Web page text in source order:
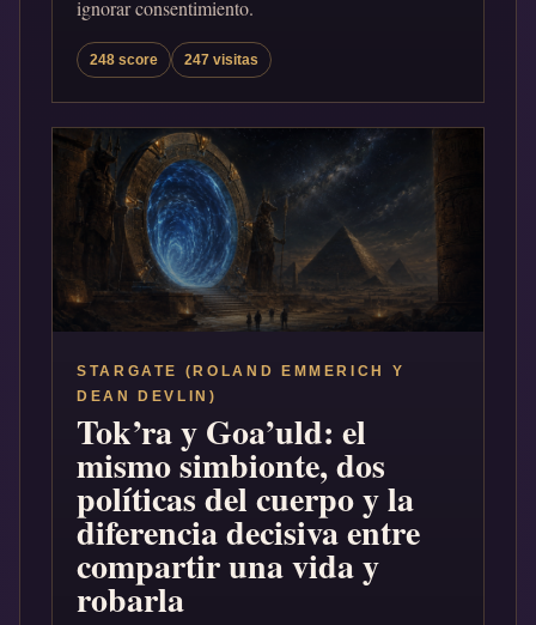
ignorar consentimiento.
248 score 247 visitas
STARGATE (ROLAND EMMERICH Y
DEAN DEVLIN)
Tok’ra y Goa’uld: el
mismo simbionte, dos
políticas del cuerpo y la
diferencia decisiva entre
compartir una vida y
robarla